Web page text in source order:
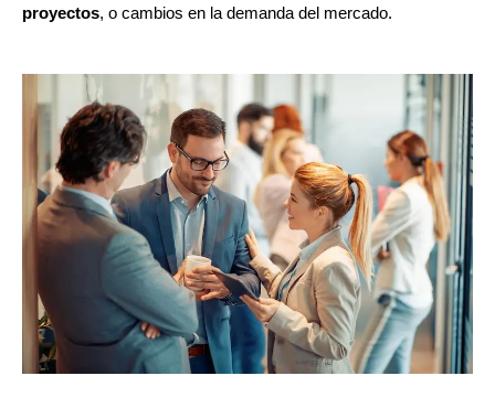
proyectos, o cambios en la demanda del mercado.